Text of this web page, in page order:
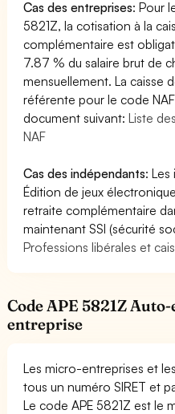
Cas des entreprises: Pour
5821Z, la cotisation à la
complémentaire est
7.87 % du salaire brut de
mensuellement. La caisse
référente pour le code
document suivant:Liste
NAF
Cas des indépendants:
Édition de jeux
retraite complémentaire
maintenant SSI (sécurité
Professions libérales et
Code APE 5821Z
entreprise
Les micro-entreprises et
tous un numéro SIRET et
Le code APE 5821Z est le